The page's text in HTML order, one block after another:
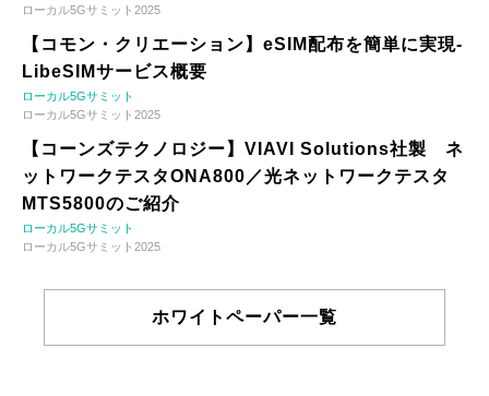
ローカル5Gサミット2025
【コモン・クリエーション】eSIM配布を簡単に実現-
LibeSIMサービス概要
ローカル5Gサミット
ローカル5Gサミット2025
【コーンズテクノロジー】VIAVI Solutions社製 ネ
ットワークテスタONA800／光ネットワークテスタ
MTS5800のご紹介
ローカル5Gサミット
ローカル5Gサミット2025
ホワイトペーパー一覧